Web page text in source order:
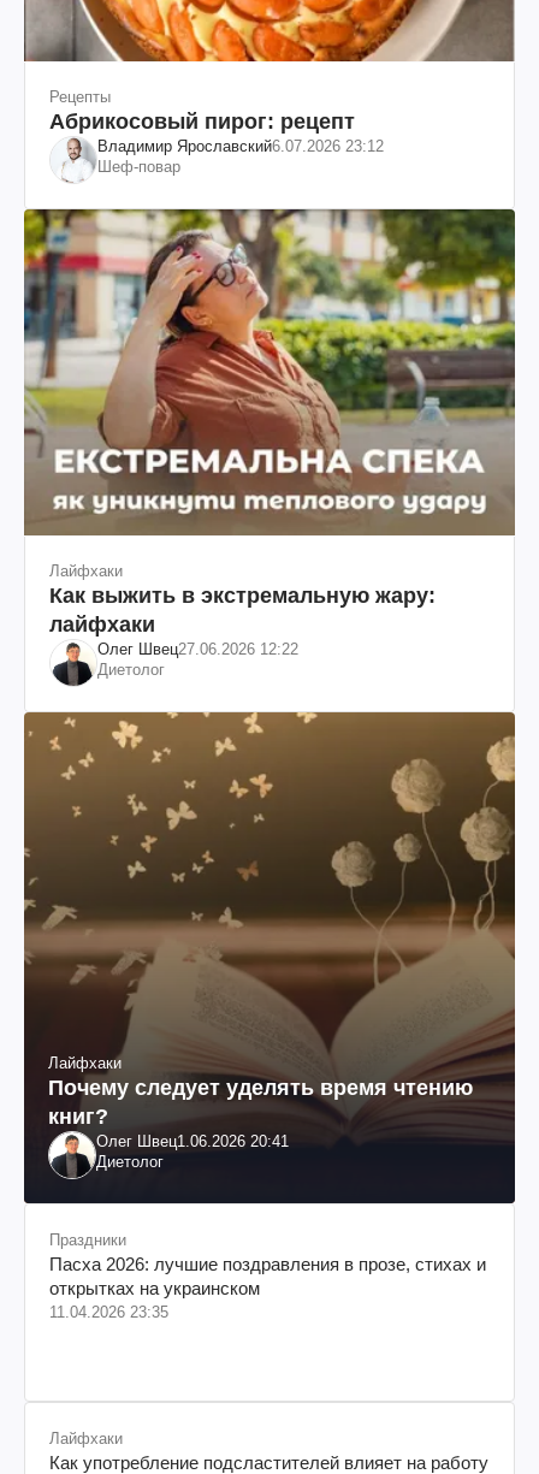
Рецепты
Абрикосовый пирог: рецепт
Владимир Ярославский6.07.2026 23:12
Шеф-повар
Лайфхаки
Как выжить в экстремальную жару:
лайфхаки
Олег Швец27.06.2026 12:22
Диетолог
Лайфхаки
Почему следует уделять время чтению
книг?
Олег Швец1.06.2026 20:41
Диетолог
Праздники
Пасха 2026: лучшие поздравления в прозе, стихах и
открытках на украинском
11.04.2026 23:35
Лайфхаки
Как употребление подсластителей влияет на работу